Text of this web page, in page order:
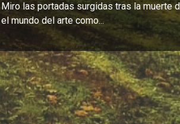
Miro las portadas surgidas tras la muerte
el mundo del arte como...